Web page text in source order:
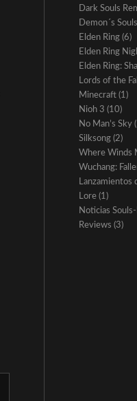
Dark Souls
Demon´s Souls
Elden Ring(6)
Elden Ring
Elden Ring:
Lords of the
Minecraft(1)
Nioh 3 (10)
No Man’s Sky
Silksong(2)
Where Winds
Wuchang:
Lanzamientos
Lore(1)
Noticias
Reviews (3)